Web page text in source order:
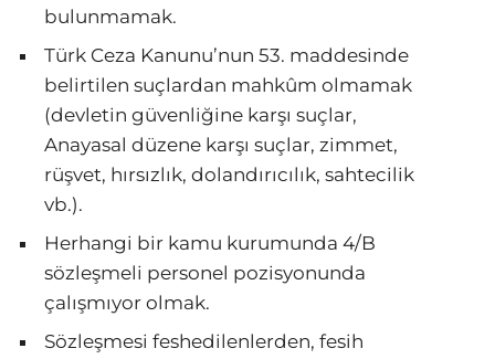
bulunmamak.
Türk Ceza Kanunu’nun 53. maddesinde
belirtilen suçlardan mahkûm olmamak
(devletin güvenliğine karşı suçlar,
Anayasal düzene karşı suçlar, zimmet,
rüşvet, hırsızlık, dolandırıcılık, sahtecilik
vb.).
Herhangi bir kamu kurumunda 4/B
sözleşmeli personel pozisyonunda
çalışmıyor olmak.
Sözleşmesi feshedilenlerden, fesih